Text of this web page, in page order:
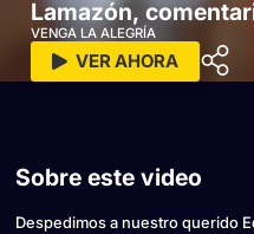
Lamazón,
Boxeo de TV Azteca
VENGA LA ALEGRÍA
VER AHORA
Sobre este video
Despedimos a nuestro querido